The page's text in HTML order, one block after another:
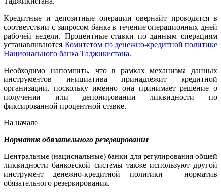
Кредитные и депозитные операции овернайт проводятся в
соответствии с запросом банка в течение операционных дней
рабочей недели. Процентные ставки по данным операциям
устанавливаются Комитетом по денежно-кредитной политике
Национального банка Таджикистана.
Необходимо напомнить, что в рамках механизма данных
инструментов инициатива принадлежит кредитной
организации, поскольку именно она принимает решение о
получении или депонировании ликвидности по
фиксированной процентной ставке.
На начало
Норматив обязательного резервирования
Центральные (национальные) банки для регулирования общей
ликвидности банковской системы также используют другой
инструмент денежно-кредитной политики – норматив
обязательного резервирования.